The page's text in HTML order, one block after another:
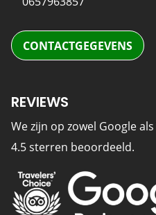
CONTACTGEGEVENS
REVIEWS
We zijn op zowel Google
4.5 sterren beoordeeld.